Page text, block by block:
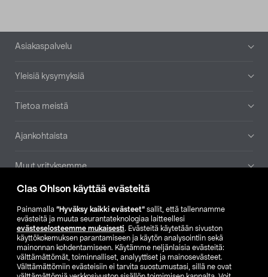
Clas Ohlson käyttää evästeitä
Painamalla ”Hyväksy kaikki evästeet” sallit, että tallennamme
evästeitä ja muuta seurantateknologiaa laitteellesi
evästeselosteemme mukaisesti. Evästeitä käytetään sivuston
käyttökokemuksen parantamiseen ja käytön analysointiin sekä
mainonnan kohdentamiseen. Käytämme neljänlaisia evästeitä:
välttämättömät, toiminnalliset, analyyttiset ja mainosevästeet.
Välttämättömiin evästeisiin ei tarvita suostumustasi, sillä ne ovat
Alatunniste
Asiakaspalvelu
Yleisiä kysymyksiä
Tietoa meistä
Ajankohtaista
Muut yrityksemme
Etsi myymälä
SE NO FI
FI SV